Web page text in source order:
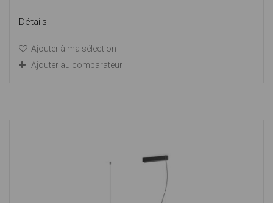
Détails
Ajouter à ma sélection
Ajouter au comparateur